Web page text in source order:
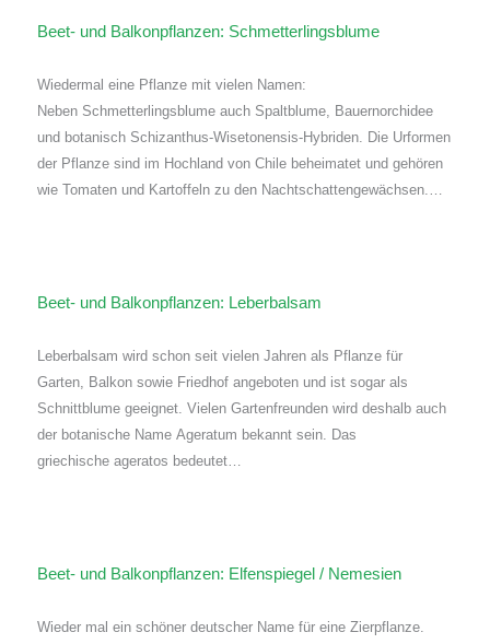
Beet- und Balkonpflanzen: Schmetterlingsblume
Wiedermal eine Pflanze mit vielen Namen:
Neben Schmetterlingsblume auch Spaltblume, Bauernorchidee
und botanisch Schizanthus-Wisetonensis-Hybriden. Die Urformen
der Pflanze sind im Hochland von Chile beheimatet und gehören
wie Tomaten und Kartoffeln zu den Nachtschattengewächsen.…
Beet- und Balkonpflanzen: Leberbalsam
Leberbalsam wird schon seit vielen Jahren als Pflanze für
Garten, Balkon sowie Friedhof angeboten und ist sogar als
Schnittblume geeignet. Vielen Gartenfreunden wird deshalb auch
der botanische Name Ageratum bekannt sein. Das
griechische ageratos bedeutet…
Beet- und Balkonpflanzen: Elfenspiegel / Nemesien
Wieder mal ein schöner deutscher Name für eine Zierpflanze.